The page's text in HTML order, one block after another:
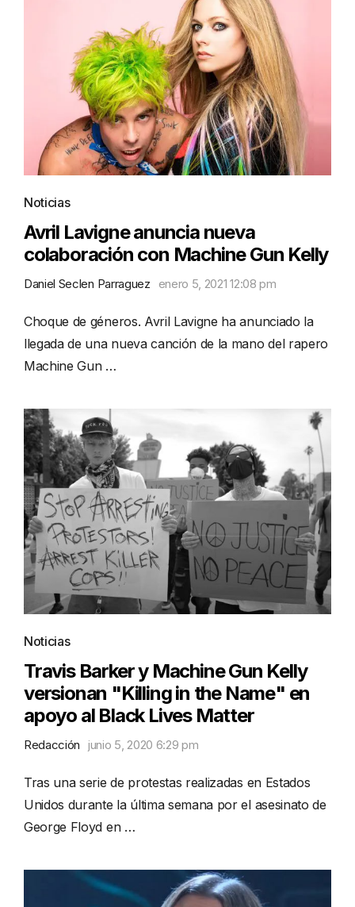
Noticias
Avril Lavigne anuncia nueva
colaboración con Machine Gun Kelly
Daniel Seclen Parraguez enero 5, 2021 12:08 pm
Choque de géneros. Avril Lavigne ha anunciado la
llegada de una nueva canción de la mano del rapero
Machine Gun …
Noticias
Travis Barker y Machine Gun Kelly
versionan "Killing in the Name" en
apoyo al Black Lives Matter
Redacción junio 5, 2020 6:29 pm
Tras una serie de protestas realizadas en Estados
Unidos durante la última semana por el asesinato de
George Floyd en …